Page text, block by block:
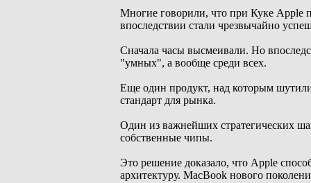
Многие говорили, что при Куке Apple
впоследствии стали чрезвычайно
Сначала часы высмеивали. Но
"умных", а вообще среди всех.
Еще один продукт, над которым
стандарт для рынка.
Один из важнейших стратегических
собственные чипы.
Это решение доказало, что Apple
архитектуру. MacBook нового